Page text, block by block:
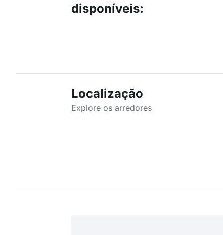
disponíveis:
Localização
Explore os arredores